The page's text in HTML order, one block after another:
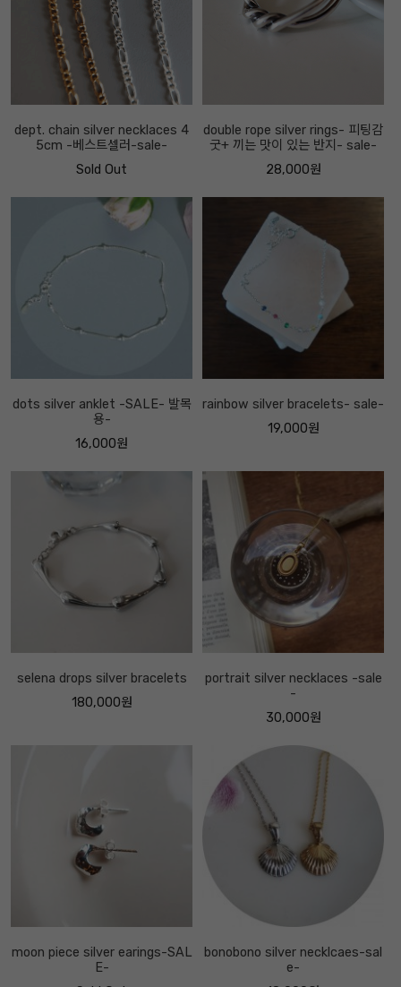
dept. chain silver necklaces 4
5cm -베스트셀러-sale-
Sold Out
double rope silver rings- 피팅감
굿+ 끼는 맛이 있는 반지- sale-
28,000원
dots silver anklet -SALE- 발목
용-
16,000원
rainbow silver bracelets- sale-
19,000원
selena drops silver bracelets
180,000원
portrait silver necklaces -sale
-
30,000원
moon piece silver earings-SAL
E-
bonobono silver necklcaes-sal
e-